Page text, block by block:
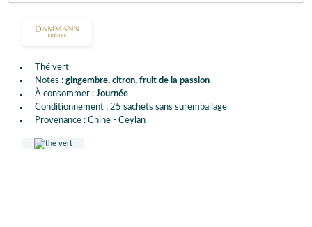
Thé vert
Notes : gingembre, citron, fruit de la passion
À consommer : Journée
Conditionnement : 25 sachets sans suremballage
Provenance : Chine - Ceylan